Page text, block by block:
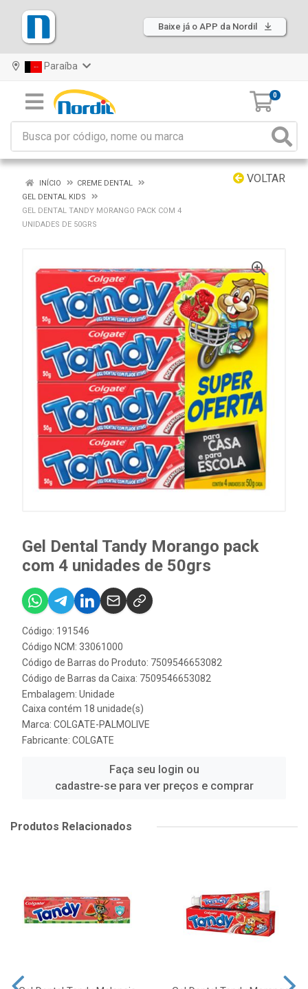
Baixe já o APP da Nordil
Paraíba
0
VOLTAR
INÍCIO
CREME DENTAL
GEL DENTAL KIDS
GEL DENTAL TANDY MORANGO PACK COM 4
UNIDADES DE 50GRS
Gel Dental Tandy Morango pack
com 4 unidades de 50grs
Código: 191546
Código NCM: 33061000
Código de Barras do Produto: 7509546653082
Código de Barras da Caixa: 7509546653082
Embalagem: Unidade
Caixa contém 18 unidade(s)
Marca: COLGATE-PALMOLIVE
Fabricante: COLGATE
Faça seu login ou
cadastre-se para ver preços e comprar
Produtos Relacionados